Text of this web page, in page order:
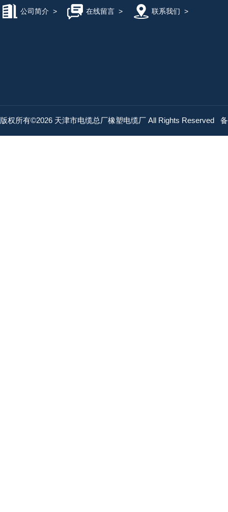
公司简介 > 在线留言> 联系我们 >
版权所有©2026 天津市电缆总厂橡塑电缆厂 All Rights Reserved